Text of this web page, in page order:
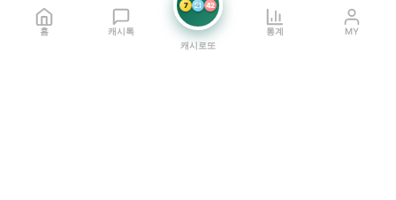
홈 캐시톡
7 21 42
캐시로또
통계 MY